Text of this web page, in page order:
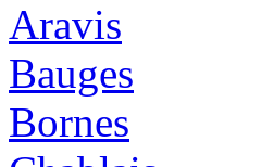
Aravis
Bauges
Bornes